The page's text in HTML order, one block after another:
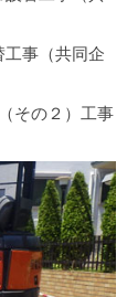
事（共同企
その２）工事